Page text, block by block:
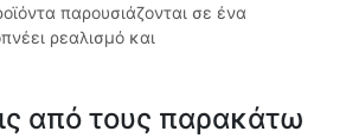
παρουσιάζονται σε ένα
ρεαλισμό και
από τους παρακάτω